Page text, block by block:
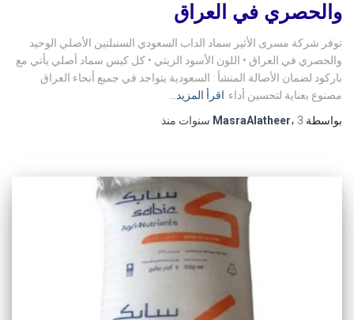
والحصري في العراق
توفر شركة مسرى الأثير سماد الداب السعودي السنبلتين الأصلي الوحيد
والحصري في العراق ‎• اللون الأسود الزيتي • ‎كل كيس سماد أصلي يأتي مع
مصنوع بعناية لتحسين أداء اقرأ المزيد…
بواسطة
MasraAlatheer، 3 سنوات منذ